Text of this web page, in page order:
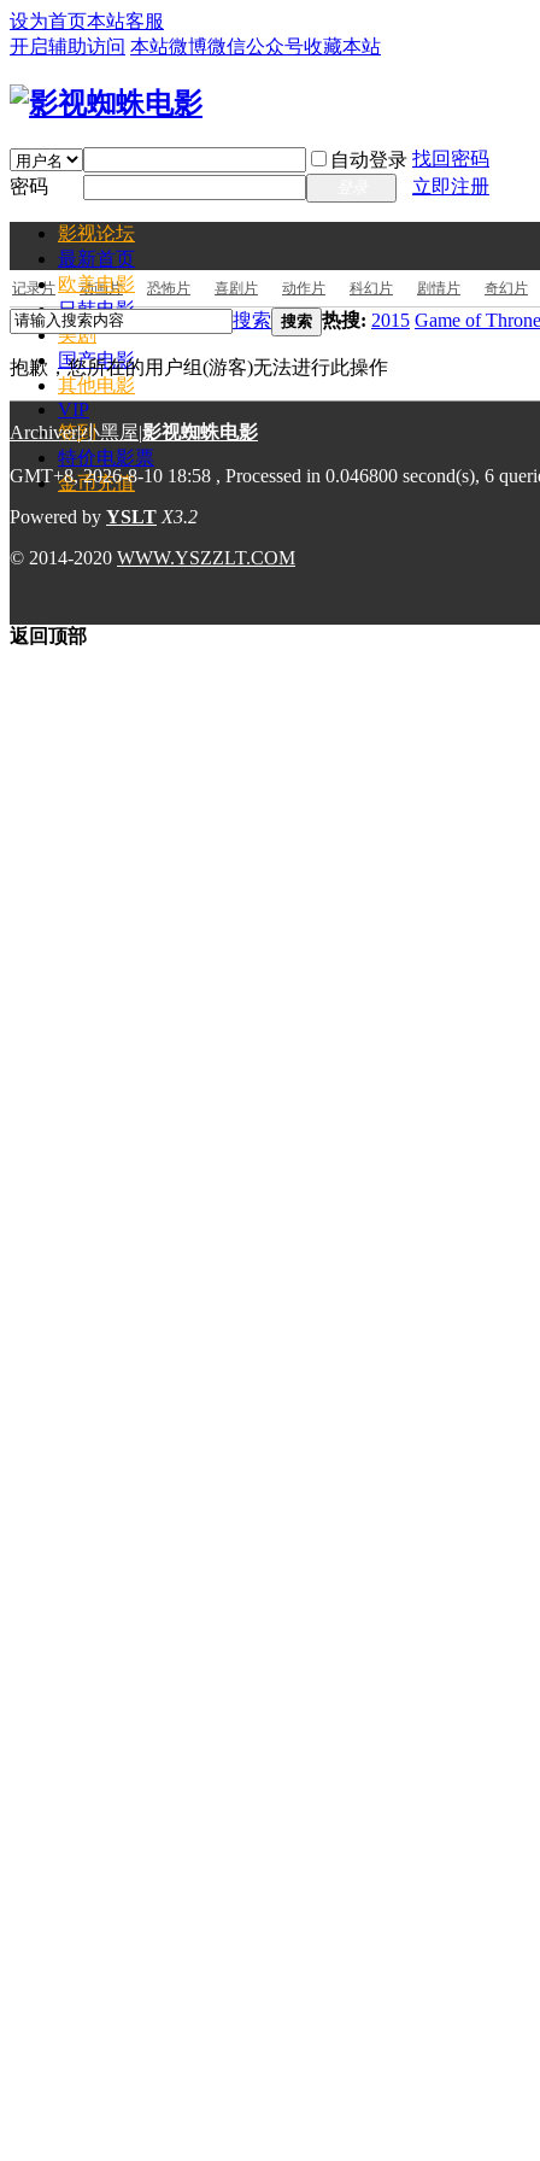
设为首页本站客服
开启辅助访问 本站微博微信公众号收藏本站
自动登录 找回密码
密码
立即注册
影视论坛
最新首页
欧美电影
日韩电影
美剧
国产电影
其他电影
VIP
签到
特价电影票
金币充值
记录片 动画片 恐怖片 喜剧片 动作片 科幻片 剧情片 奇幻片
搜索 搜索 热搜: 2015 Game of
抱歉，您所在的用户组(游客)无法进行此操作
Archiver|小黑屋|影视蜘蛛电影
GMT+8, 2026-8-10 18:58 , Processed in 0.046800 second(s), 6
Powered by YSLT X3.2
© 2014-2020 WWW.YSZZLT.COM
返回顶部